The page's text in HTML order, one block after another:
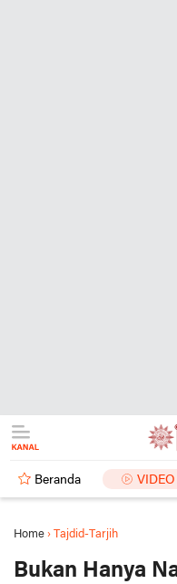
Beranda VIDEO
Home › Tajdid-Tarjih
Bukan Hanya